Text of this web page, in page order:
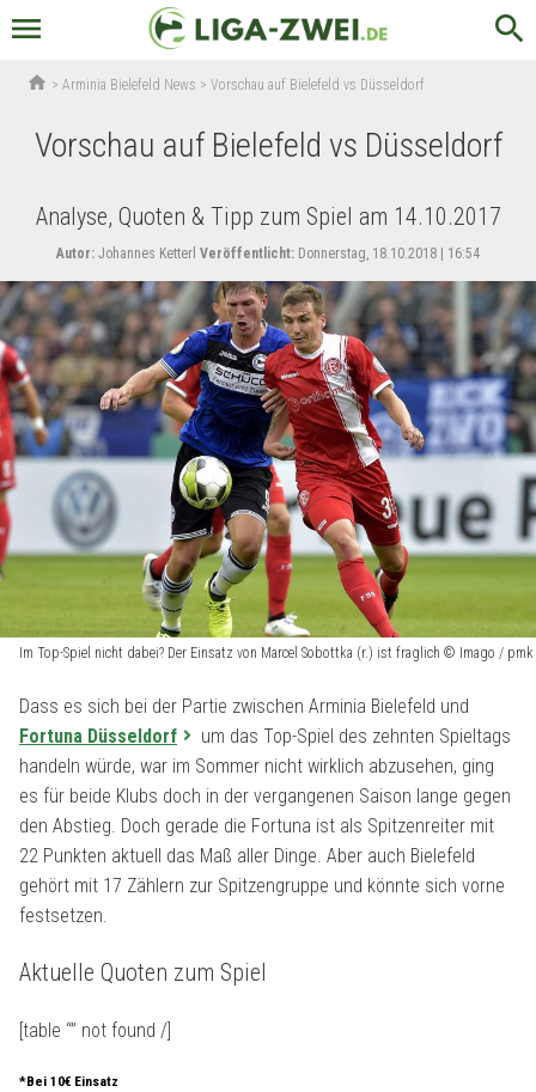
menu search
home >Arminia Bielefeld News >Vorschau auf Bielefeld vs Düsseldorf
Vorschau auf Bielefeld vs Düsseldorf
Analyse, Quoten & Tipp zum Spiel am 14.10.2017
Autor: Johannes Ketterl Veröffentlicht: Donnerstag, 18.10.2018 | 16:54
Im Top-Spiel nicht dabei? Der Einsatz von Marcel Sobottka (r.) ist fraglich © Imago / pmk
Dass es sich bei der Partie zwischen Arminia Bielefeld und
Fortuna Düsseldorf
um das Top-Spiel des zehnten Spieltags
handeln würde, war im Sommer nicht wirklich abzusehen, ging
es für beide Klubs doch in der vergangenen Saison lange gegen
den Abstieg. Doch gerade die Fortuna ist als Spitzenreiter mit
22 Punkten aktuell das Maß aller Dinge. Aber auch Bielefeld
gehört mit 17 Zählern zur Spitzengruppe und könnte sich vorne
festsetzen.
Aktuelle Quoten zum Spiel
[table “” not found /]
*Bei 10€ Einsatz